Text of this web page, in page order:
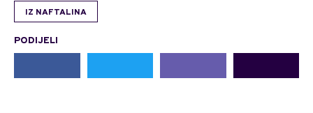
IZ NAFTALINA
PODIJELI